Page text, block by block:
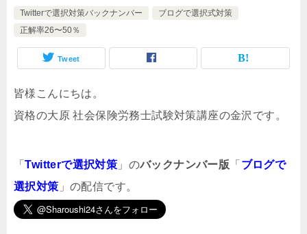
Twitterで選択対策バックナンバー
ブログで選択式対策
正解率26〜50％
Tweet
皆様こんにちは。
資格の大原 社会保険労務士試験対策講座の金沢です。
「Twitterで選択対策 」のバックナンバー版 「 ブログで
選択対策 」の配信です。